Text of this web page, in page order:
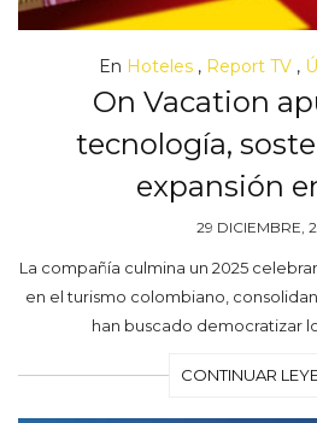
En Hoteles , Report TV ,
On Vacation
tecnología,
expansión
29 DICIEMBRE,
La compañía culmina un 2025
en el turismo colombiano,
han buscado democratizar
CONTINUAR